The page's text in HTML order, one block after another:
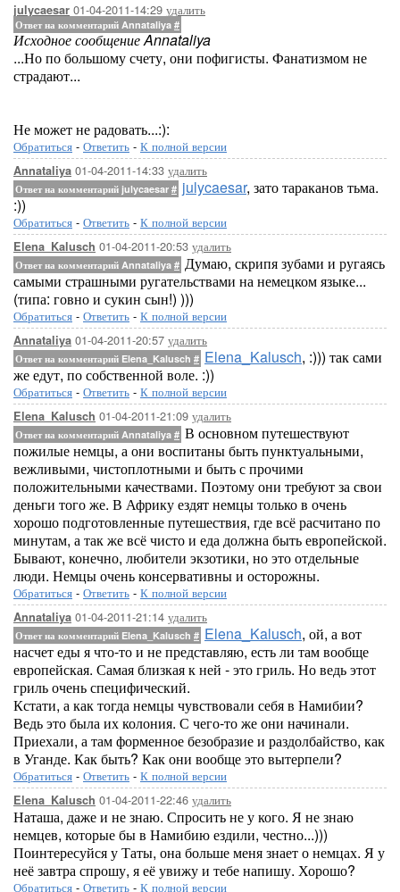
julycaesar 01-04-2011-14:29 удалить
Ответ на комментарий Annataliya #
Исходное сообщение Annataliya
...Но по большому счету, они пофигисты. Фанатизмом не
страдают...
Не может не радовать...:):
Обратиться - Ответить - К полной версии
Annataliya 01-04-2011-14:33 удалить
Ответ на комментарий julycaesar # julycaesar, зато тараканов тьма.
:))
Обратиться - Ответить - К полной версии
Elena_Kalusch 01-04-2011-20:53 удалить
Ответ на комментарий Annataliya # Думаю, скрипя зубами и ругаясь
самыми страшными ругательствами на немецком языке...
(типа: говно и сукин сын!) )))
Обратиться - Ответить - К полной версии
Annataliya 01-04-2011-20:57 удалить
Ответ на комментарий Elena_Kalusch # Elena_Kalusch, :))) так сами
же едут, по собственной воле. :))
Обратиться - Ответить - К полной версии
Elena_Kalusch 01-04-2011-21:09 удалить
Ответ на комментарий Annataliya # В основном путешествуют
пожилые немцы, а они воспитаны быть пунктуальными,
вежливыми, чистоплотными и быть с прочими
положительными качествами. Поэтому они требуют за свои
деньги того же. В Африку ездят немцы только в очень
хорошо подготовленные путешествия, где всё расчитано по
минутам, а так же всё чисто и еда должна быть европейской.
Бывают, конечно, любители экзотики, но это отдельные
люди. Немцы очень консервативны и осторожны.
Обратиться - Ответить - К полной версии
Annataliya 01-04-2011-21:14 удалить
Ответ на комментарий Elena_Kalusch # Elena_Kalusch, ой, а вот
насчет еды я что-то и не представляю, есть ли там вообще
европейская. Самая близкая к ней - это гриль. Но ведь этот
гриль очень специфический.
Кстати, а как тогда немцы чувствовали себя в Намибии?
Ведь это была их колония. С чего-то же они начинали.
Приехали, а там форменное безобразие и раздолбайство, как
в Уганде. Как быть? Как они вообще это вытерпели?
Обратиться - Ответить - К полной версии
Elena_Kalusch 01-04-2011-22:46 удалить
Наташа, даже и не знаю. Спросить не у кого. Я не знаю
немцев, которые бы в Намибию ездили, честно...)))
Поинтересуйся у Таты, она больше меня знает о немцах. Я у
неё завтра спрошу, я её увижу и тебе напишу. Хорошо?
Обратиться - Ответить - К полной версии